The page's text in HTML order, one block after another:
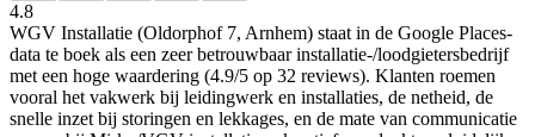
4.8
WGV Installatie (Oldorphof 7, Arnhem) staat in de Google Places-
data te boek als een zeer betrouwbaar installatie-/loodgietersbedrijf
met een hoge waardering (4.9/5 op 32 reviews). Klanten roemen
vooral het vakwerk bij leidingwerk en installaties, de netheid, de
snelle inzet bij storingen en lekkages, en de mate van communicatie